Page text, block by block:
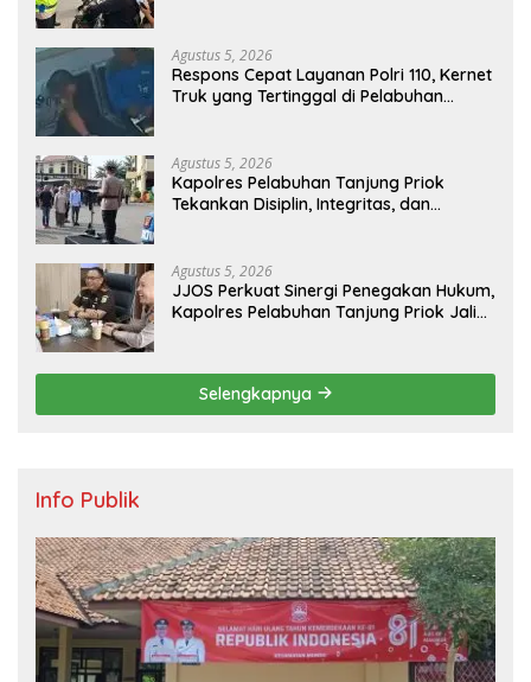
Agustus 5, 2026
Respons Cepat Layanan Polri 110, Kernet
Truk yang Tertinggal di Pelabuhan
Agustus 5, 2026
Kapolres Pelabuhan Tanjung Priok
Tekankan Disiplin, Integritas, dan
Agustus 5, 2026
JJOS Perkuat Sinergi Penegakan Hukum,
Kapolres Pelabuhan Tanjung Priok Jalin
Selengkapnya
Info Publik